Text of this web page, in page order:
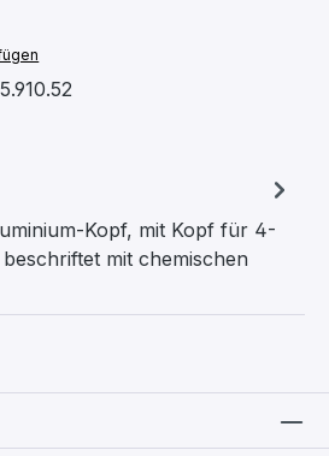
Kopf, mit Kopf für 4-
mit chemischen